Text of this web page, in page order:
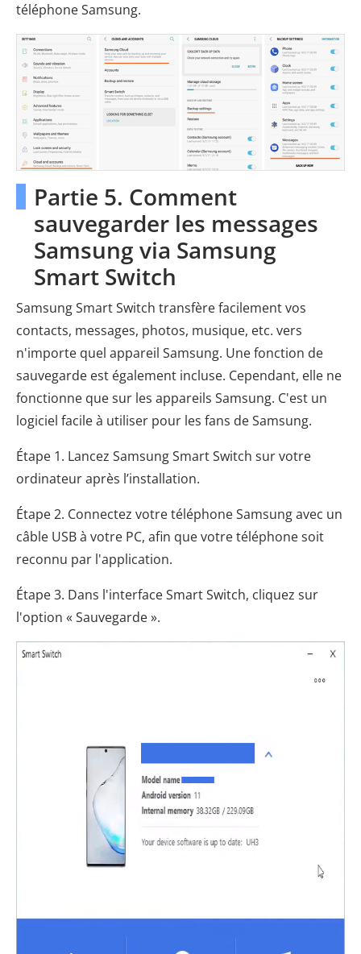
téléphone Samsung.
Partie 5. Comment
sauvegarder les messages
Samsung via Samsung
Smart Switch
Samsung Smart Switch transfère facilement vos
contacts, messages, photos, musique, etc. vers
n'importe quel appareil Samsung. Une fonction de
sauvegarde est également incluse. Cependant, elle ne
fonctionne que sur les appareils Samsung. C'est un
logiciel facile à utiliser pour les fans de Samsung.
Étape 1. Lancez Samsung Smart Switch sur votre
ordinateur après l’installation.
Étape 2. Connectez votre téléphone Samsung avec un
câble USB à votre PC, afin que votre téléphone soit
reconnu par l'application.
Étape 3. Dans l'interface Smart Switch, cliquez sur
l'option « Sauvegarde ».